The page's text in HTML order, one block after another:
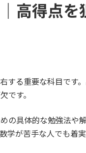
高得点を
する重要な科目です
です。
の具体的な勉強法や
学が苦手な人でも着